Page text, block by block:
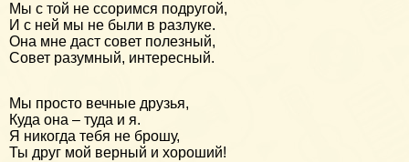
Мы с той не ссоримся подругой,
И с ней мы не были в разлуке.
Она мне даст совет полезный,
Совет разумный, интересный.
Мы просто вечные друзья,
Куда она – туда и я.
Я никогда тебя не брошу,
Ты друг мой верный и хороший!